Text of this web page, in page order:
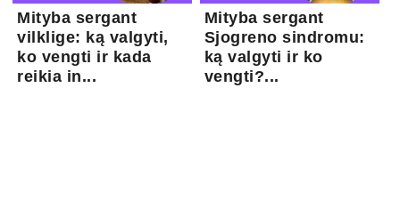
Mityba sergant
vilklige: ką valgyti,
ko vengti ir kada
reikia in...
Mityba sergant
Sjogreno sindromu:
ką valgyti ir ko
vengti?...